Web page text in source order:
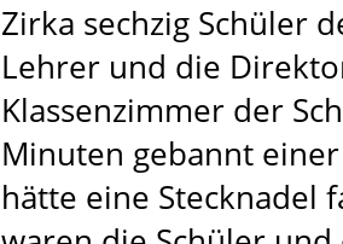
Zirka sechzig Schüler
Lehrer und die
Klassenzimmer der
Minuten gebannt
hätte eine Stecknadel